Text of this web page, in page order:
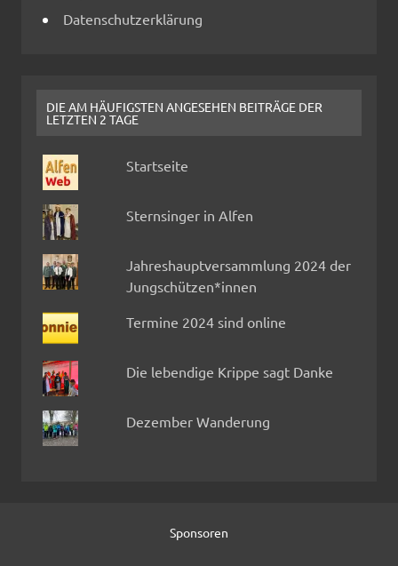
Datenschutzerklärung
DIE AM HÄUFIGSTEN ANGESEHEN BEITRÄGE DER
LETZTEN 2 TAGE
Startseite
Sternsinger in Alfen
Jahreshauptversammlung 2024 der
Jungschützen*innen
Termine 2024 sind online
Die lebendige Krippe sagt Danke
Dezember Wanderung
Sponsoren